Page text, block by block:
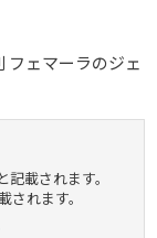
フェマーラのジェ
載されます。
れます。